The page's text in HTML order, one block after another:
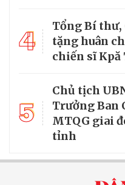
4
Tổng Bí
tặng huân
chiến sĩ Kpă
5
Chủ tịch
Trưởng Ban
MTQG giai
tỉnh